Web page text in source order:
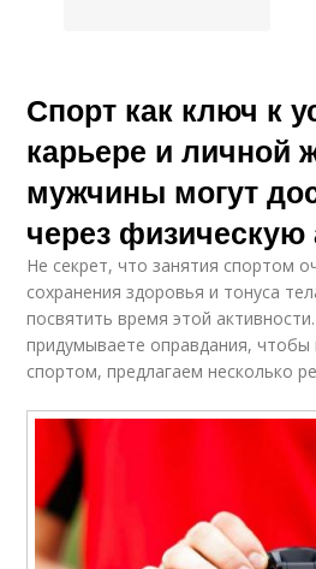
Спорт как ключ к
карьере и личной
мужчины могут
через физическую
Не секрет, что занятия спортом
сохранения здоровья и тонуса
посвятить время этой
придумываете оправдания, чтобы
спортом, предлагаем несколько